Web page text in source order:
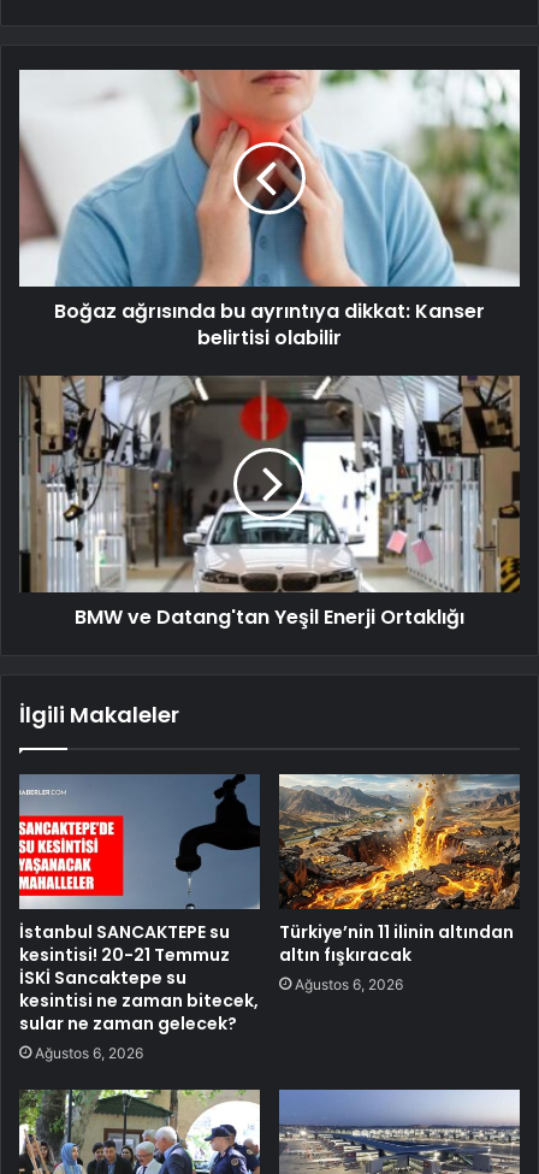
Boğaz ağrısında bu ayrıntıya dikkat: Kanser
belirtisi olabilir
BMW ve Datang'tan Yeşil Enerji Ortaklığı
İlgili Makaleler
İstanbul SANCAKTEPE su
kesintisi! 20-21 Temmuz
İSKİ Sancaktepe su
kesintisi ne zaman bitecek,
sular ne zaman gelecek?
Ağustos 6, 2026
Türkiye’nin 11 ilinin altından
altın fışkıracak
Ağustos 6, 2026